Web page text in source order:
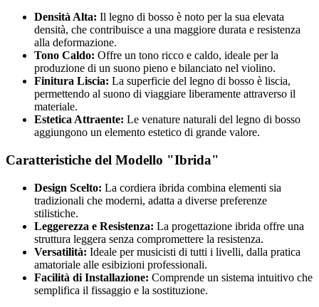
Densità Alta: Il legno di bosso è noto per la sua elevata
densità, che contribuisce a una maggiore durata e resistenza
alla deformazione.
Tono Caldo: Offre un tono ricco e caldo, ideale per la
produzione di un suono pieno e bilanciato nel violino.
Finitura Liscia: La superficie del legno di bosso è liscia,
permettendo al suono di viaggiare liberamente attraverso il
materiale.
Estetica Attraente: Le venature naturali del legno di bosso
aggiungono un elemento estetico di grande valore.
Caratteristiche del Modello "Ibrida"
Design Scelto: La cordiera ibrida combina elementi sia
tradizionali che moderni, adatta a diverse preferenze
stilistiche.
Leggerezza e Resistenza: La progettazione ibrida offre una
struttura leggera senza compromettere la resistenza.
Versatilità: Ideale per musicisti di tutti i livelli, dalla pratica
amatoriale alle esibizioni professionali.
Facilità di Installazione: Comprende un sistema intuitivo che
semplifica il fissaggio e la sostituzione.